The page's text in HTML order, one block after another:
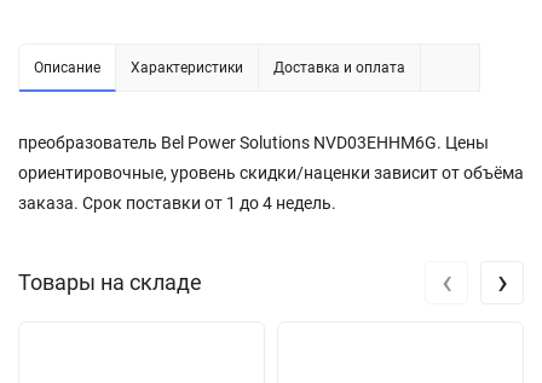
Описание Характеристики Доставка и оплата
преобразователь Bel Power Solutions NVD03EHHM6G. Цены
ориентировочные, уровень скидки/наценки зависит от объёма
заказа. Срок поставки от 1 до 4 недель.
Товары на складе ‹ ›